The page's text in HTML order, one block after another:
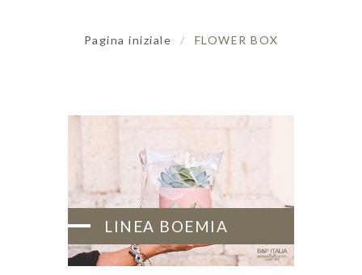
Pagina iniziale / FLOWER BOX
LINEA BOEMIA